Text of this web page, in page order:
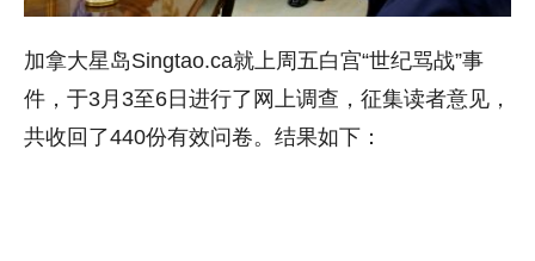
加拿大星岛Singtao.ca就上周五白宫“世纪骂战”事
件，于3月3至6日进行了网上调查，征集读者意见，
共收回了440份有效问卷。结果如下：